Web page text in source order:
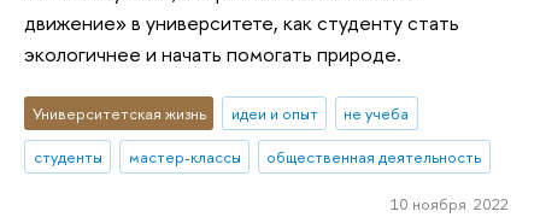
движение» в университете, как студенту стать
экологичнее и начать помогать природе.
Университетская жизнь идеи и опыт
не учеба
студенты
мастер-классы общественная деятельность
10 ноября 2022